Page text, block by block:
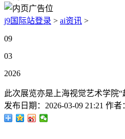
j9国际站登录 > ai资讯 >
09
03
2026
此次展览亦是上海视觉艺术学院“
发布日期： 2026-03-09 21:21 作者